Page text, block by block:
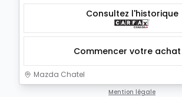
Consultez l'historique
Commencer votre achat
Mazda Chatel
Mention légale